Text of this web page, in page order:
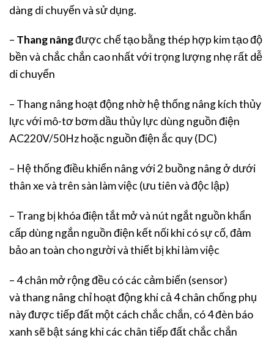
dàng di chuyển và sử dụng.
– Thang nângđược chế tạo bằng thép hợp kim tạo độ
bền và chắc chắn cao nhất với trọng lượng nhẹ rất dễ
di chuyển
– Thang nâng hoạt động nhờ hệ thống nâng kích thủy
lực với mô-tơ bơm dầu thủy lực dùng nguồn điện
AC220V/50Hz hoặc nguồn điện ắc quy (DC)
– Hệ thống điều khiển nâng với 2 buồng nâng ở dưới
thân xe và trên sàn làm việc (ưu tiên và độc lập)
– Trang bị khóa điện tắt mở và nút ngắt nguồn khẩn
cấp dùng ngắn nguồn điện kết nối khi có sự cố, đảm
bảo an toàn cho người và thiết bị khi làm việc
– 4 chân mở rộng đều có các cảm biến (sensor)
và thang nâng chỉ hoạt động khi cả 4 chân chống phụ
này được tiếp đất một cách chắc chắn, có 4 đèn báo
xanh sẽ bật sáng khi các chân tiếp đất chắc chắn